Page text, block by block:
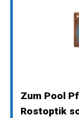
Zum Pool
Rostoptik